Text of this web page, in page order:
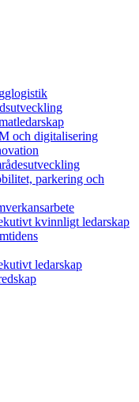
och digitalisering
parkering och
kvinnligt ledarskap
ledarskap